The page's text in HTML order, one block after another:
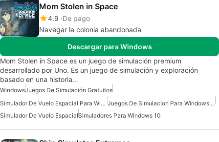
Mom Stolen in Space
4.9 De pago
Navegar la colonia abandonada
Descargar para Windows
Mom Stolen in Space es un juego de simulación premium
desarrollado por Uno. Es un juego de simulación y exploración
basado en una historia…
WindowsJuegos De Simulación Gratuitos
Simulador De Vuelo Espacial Para Windows
Juegos De Simulacion Para Windows 10
Simulador De Vuelo EspacialSimuladores Para Windows 10